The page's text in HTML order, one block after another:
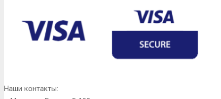
Наши контакты: